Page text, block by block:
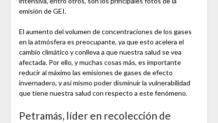
emisión de GEI.
El aumento del volumen de concentraciones de los gases
en la atmósfera es preocupante, ya que esto acelera el
cambio climático y conlleva a que nuestra salud se vea
afectada. Por ello, y muchas cosas más, es importante
reducir al máximo las emisiones de gases de efecto
invernadero, y así mismo poder disminuir la vulnerabilidad
que tiene nuestra salud con respecto a este fenómeno.
Petramás, líder en recolección de